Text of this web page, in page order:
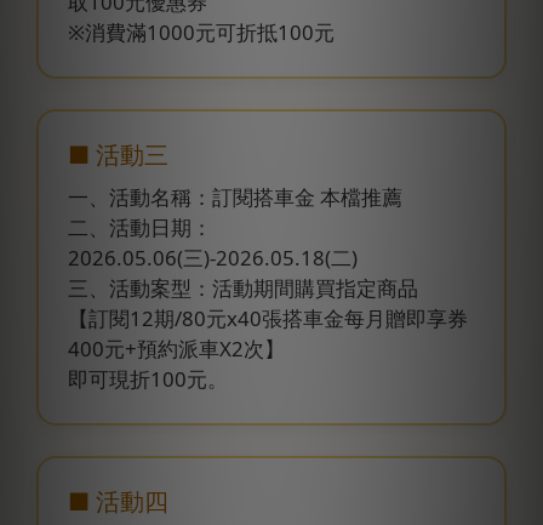
※消費滿1000元可折抵100元
■ 活動三
一、活動名稱：訂閱搭車金 本檔推薦
二、活動日期：
2026.05.06(三)-2026.05.18(二)
三、活動案型：活動期間購買指定商品
【訂閱12期/80元x40張搭車金每月贈即享券
400元+預約派車X2次】
即可現折100元。
■ 活動四